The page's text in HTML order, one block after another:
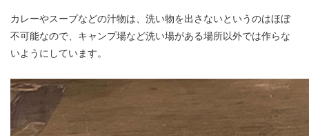
カレーやスープなどの汁物は、洗い物を出さないというのはほぼ
不可能なので、キャンプ場など洗い場がある場所以外では作らな
いようにしています。